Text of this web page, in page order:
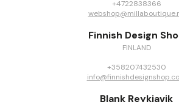
+4722838366
Finnish Design
FINLAND
+358207432530
Blank Reykjavik